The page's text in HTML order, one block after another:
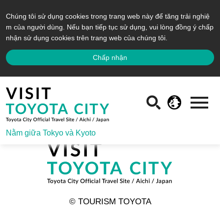
Chúng tôi sử dụng cookies trong trang web này để tăng trải nghiệ
m của người dùng. Nếu bạn tiếp tục sử dụng, vui lòng đồng ý chấp
nhận sử dụng cookies trên trang web của chúng tôi.
Chấp nhận
Nằm giữa Tokyo và Kyoto
© TOURISM TOYOTA